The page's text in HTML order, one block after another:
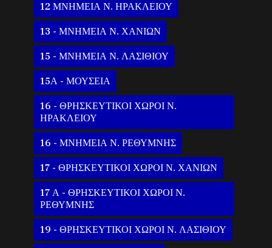
12 ΜΝΗΜΕΙΑ Ν. ΗΡΑΚΛΕΙΟΥ
13 - ΜΝΗΜΕΙΑ Ν. ΧΑΝΙΩΝ
15 - ΜΝΗΜΕΙΑ Ν. ΛΑΣΙΘΙΟΥ
15Α - ΜΟΥΣΕΙΑ
16 - ΘΡΗΣΚΕΥΤΙΚΟΙ ΧΩΡΟΙ Ν.
ΗΡΑΚΛΕΙΟΥ
16 - ΜΝΗΜΕΙΑ Ν. ΡΕΘΥΜΝΗΣ
17 - ΘΡΗΣΚΕΥΤΙΚΟΙ ΧΩΡΟΙ Ν. ΧΑΝΙΩΝ
17 Α - ΘΡΗΣΚΕΥΤΙΚΟΙ ΧΩΡΟΙ Ν.
ΡΕΘΥΜΝΗΣ
19 - ΘΡΗΣΚΕΥΤΙΚΟΙ ΧΩΡΟΙ Ν. ΛΑΣΙΘΙΟΥ